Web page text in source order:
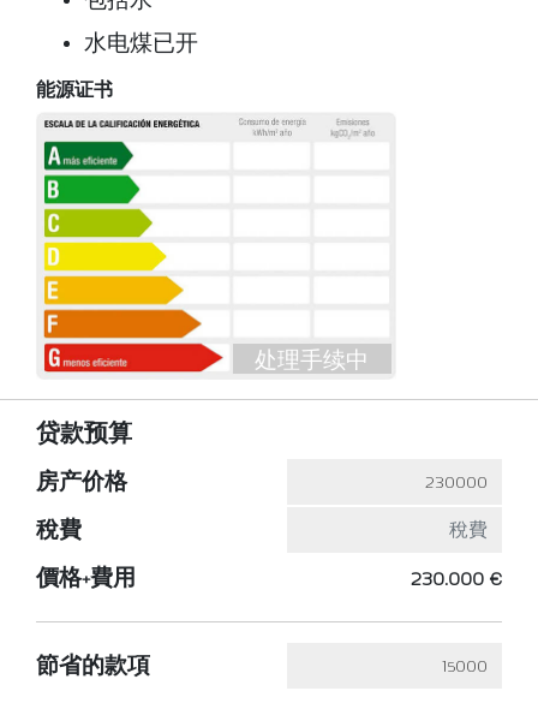
水电煤已开
能源证书
处理手续中
贷款预算
房产价格
稅費
價格+費用 230.000 €
節省的款項